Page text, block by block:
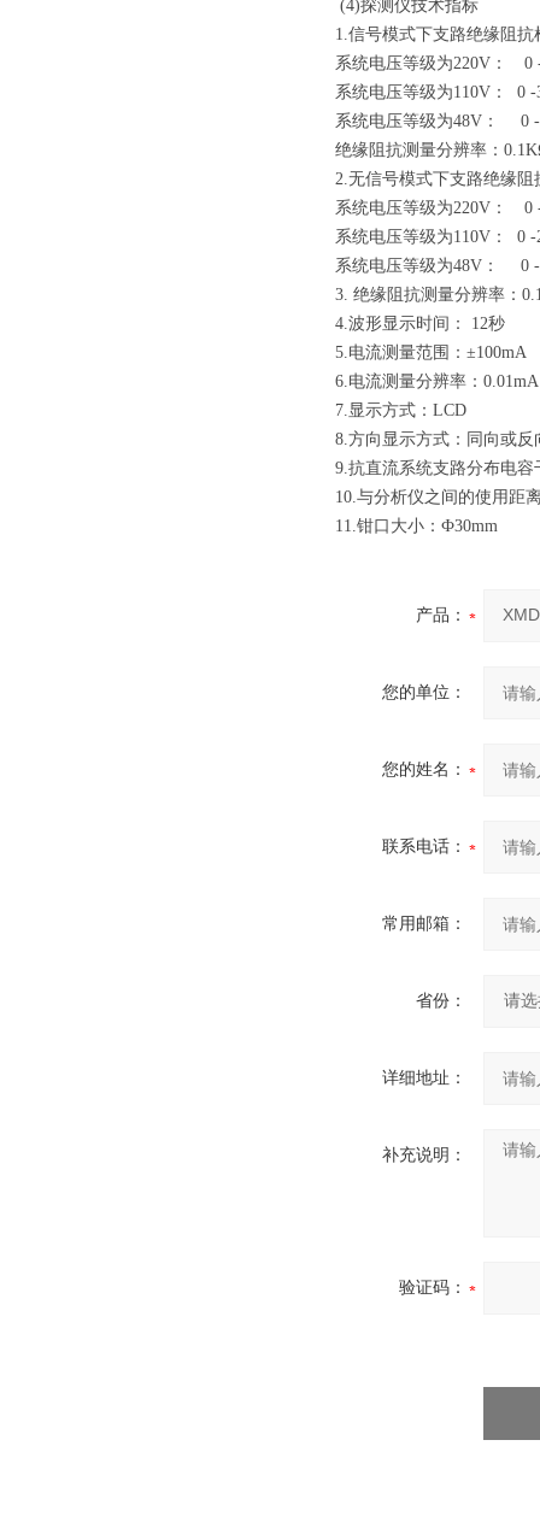
(4)探测仪技术指标
1.信号模式下支路绝缘阻抗
系统电压等级为220V： 0
系统电压等级为110V： 0
系统电压等级为48V： 0
绝缘阻抗测量分辨率：
2.无信号模式下支路绝缘阻
系统电压等级为220V： 0
系统电压等级为110V： 0
系统电压等级为48V： 0
3. 绝缘阻抗测量分辨率：
4.波形显示时间： 12秒
5.电流测量范围：±100mA
6.电流测量分辨率：0.01mA
7.显示方式：LCD
8.方向显示方式：同向或反
9.抗直流系统支路分布电容
10.与分析仪之间的使用距
11.钳口大小：Ф30mm
产品：
您的单位：
您的姓名：
联系电话：
常用邮箱：
省份：
详细地址：
补充说明：
验证码：